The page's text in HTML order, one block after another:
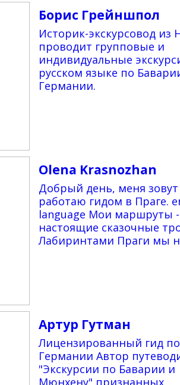
Борис Грейншпол
Историк-экскурсовод из
проводит групповые и
индивидуальные
русском языке по
Германии.
Olena Krasnozhan
Добрый день, меня зовут
работаю гидом в Праге.
language Мои маршруты -
настоящие сказочные
Лабиринтами Праги мы
Артур Гутман
Лицензированный гид по
Германии Автор
"Экскурсии по Баварии и
Мюнхену",признанных